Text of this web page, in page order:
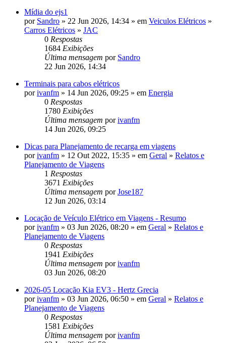
Mídia do ejs1
por Sandro » 22 Jun 2026, 14:34 » em Veiculos Elétricos »
Carros Elétricos » JAC
0 Respostas
1684 Exibições
Última mensagem por Sandro
22 Jun 2026, 14:34
Terminais para cabos elétricos
porivanfm » 14 Jun 2026, 09:25 » em Energia
0 Respostas
1780 Exibições
Última mensagem porivanfm
14 Jun 2026, 09:25
Dicas para Planejamento de recarga em viagens
porivanfm » 12 Out 2022, 15:35 » em Geral » Relatos e
Planejamento de Viagens
1 Respostas
3671 Exibições
Última mensagem porJose187
12 Jun 2026, 03:14
Locação de Veículo Elétrico em Viagens - Resumo
porivanfm » 03 Jun 2026, 08:20 » em Geral » Relatos e
Planejamento de Viagens
0 Respostas
1941 Exibições
Última mensagem porivanfm
03 Jun 2026, 08:20
2026-05 Locação Kia EV3 - Hertz Grecia
porivanfm » 03 Jun 2026, 06:50 » em Geral » Relatos e
Planejamento de Viagens
0 Respostas
1581 Exibições
Última mensagem porivanfm